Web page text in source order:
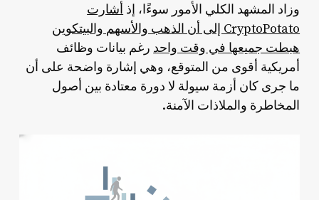
وزاد المشهد الكلي الأمور سوءًا، إذ أشارت
CryptoPotato إلى أن الذهب والأسهم والبيتكوين
هبطت جميعها في وقت واحد رغم بيانات وظائف
أمريكية أقوى من المتوقع، وهي إشارة واضحة على أن
ما جرى كان أزمة سيولة لا دورة معتادة بين أصول
المخاطرة والملاذات الآمنة.